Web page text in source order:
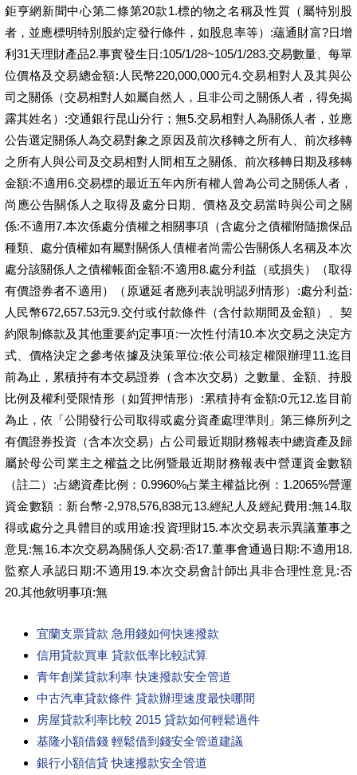
鉅亨網新聞中心第二條第20款1.標的物之名稱及性質（屬特別股
者，並應標明特別股約定發行條件，如股息率等）:蘊通財富?日增
利31天理財產品2.事實發生日:105/1/28~105/1/283.交易數量、每單
位價格及交易總金額:人民幣220,000,000元4.交易相對人及其與公
司之關係（交易相對人如屬自然人，且非公司之關係人者，得免揭
露其姓名）:交通銀行昆山分行；無5.交易相對人為關係人者，並應
公告選定關係人為交易對象之原因及前次移轉之所有人、前次移轉
之所有人與公司及交易相對人間相互之關係、前次移轉日期及移轉
金額:不適用6.交易標的最近五年內所有權人曾為公司之關係人者，
尚應公告關係人之取得及處分日期、價格及交易當時與公司之關
係:不適用7.本次係處分債權之相關事項（含處分之債權附隨擔保品
種類、處分債權如有屬對關係人債權者尚需公告關係人名稱及本次
處分該關係人之債權帳面金額:不適用8.處分利益（或損失）（取得
有價證券者不適用）（原遞延者應列表說明認列情形）:處分利益:
人民幣672,657.53元9.交付或付款條件（含付款期間及金額）、契
約限制條款及其他重要約定事項:一次性付清10.本次交易之決定方
式、價格決定之參考依據及決策單位:依公司核定權限辦理11.迄目
前為止，累積持有本交易證券（含本次交易）之數量、金額、持股
比例及權利受限情形（如質押情形）:累積持有金額:0元12.迄目前
為止，依「公開發行公司取得或處分資產處理準則」第三條所列之
有價證券投資（含本次交易）占公司最近期財務報表中總資產及歸
屬於母公司業主之權益之比例暨最近期財務報表中營運資金數額
（註二）:占總資產比例：0.9960%占業主權益比例：1.2065%營運
資金數額：新台幣-2,978,576,838元13.經紀人及經紀費用:無14.取
得或處分之具體目的或用途:投資理財15.本次交易表示異議董事之
意見:無16.本次交易為關係人交易:否17.董事會通過日期:不適用18.
監察人承認日期:不適用19.本次交易會計師出具非合理性意見:否
20.其他敘明事項:無
宜蘭支票貸款 急用錢如何快速撥款
信用貸款買車 貸款低率比較試算
青年創業貸款利率 快速撥款安全管道
中古汽車貸款條件 貸款辦理速度最快哪間
房屋貸款利率比較 2015 貸款如何輕鬆過件
基隆小額借錢 輕鬆借到錢安全管道建議
銀行小額信貸 快速撥款安全管道